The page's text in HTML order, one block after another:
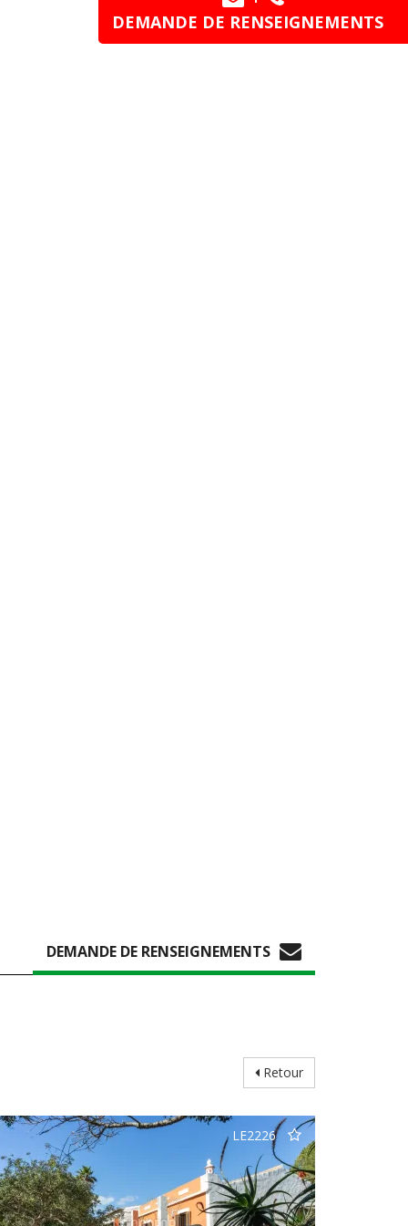
DEMANDE DE RENSEIGNEMENTS
Retour
LE2226
DEMANDE DE RENSEIGNEMENTS